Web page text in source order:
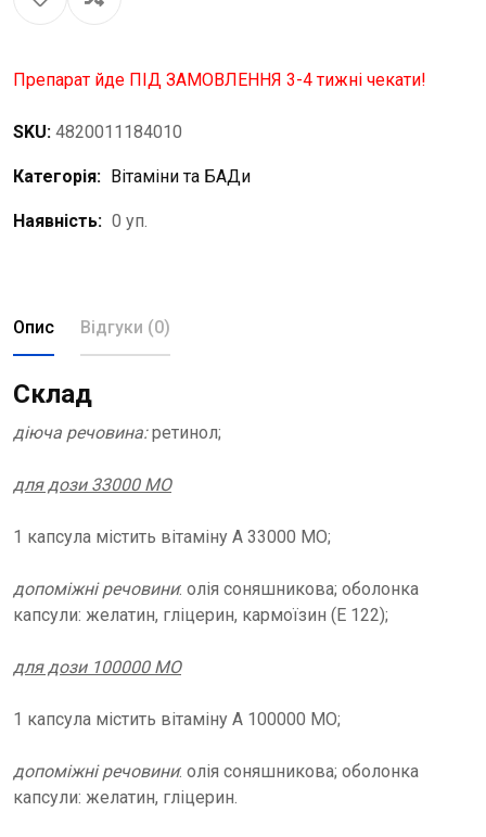
Препарат йде ПІД ЗАМОВЛЕННЯ 3-4 тижні чекати!
SKU: 4820011184010
Категорія: Вітаміни та БАДи
Наявність: 0 уп.
Опис Відгуки (0)
Склад
діюча речовина:ретинол;
для дози 33000 МО
1 капсула містить вітаміну А 33000 МО;
допоміжні речовини: олія соняшникова; оболонка
капсули: желатин, гліцерин, кармоїзин (Е 122);
для дози 100000 МО
1 капсула містить вітаміну А 100000 МО;
допоміжні речовини: олія соняшникова; оболонка
капсули: желатин, гліцерин.